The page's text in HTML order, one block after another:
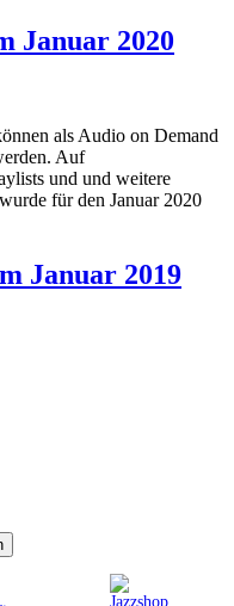
Januar 2020
als Audio on Demand
Auf
und und weitere
für den Januar 2020
Januar 2019